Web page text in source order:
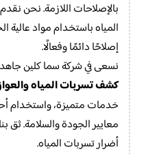
بالإصلاحات اللازمة. نحن
المياه باستخدام مواد
إصلاحًا دائمًا وفعالًا.
نسعى في شركة سما كلين
كشف تسربات المياه
خدمات متميزة، واستخدام
معايير الجودة والسلامة. ثق
أضرار تسربات المياه.